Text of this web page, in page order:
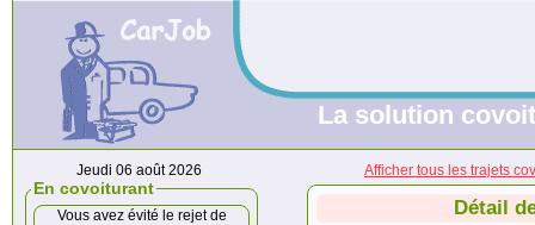
La solution
Jeudi 06 août 2026
En covoiturant
Vous avez évité le rejet de
Afficher tous les trajets
Détail